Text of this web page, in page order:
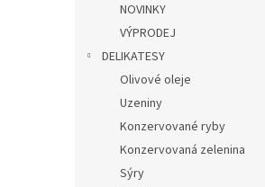
NOVINKY
VÝPRODEJ
DELIKATESY
Olivové oleje
Uzeniny
Konzervované ryby
Konzervovaná zelenina
Sýry